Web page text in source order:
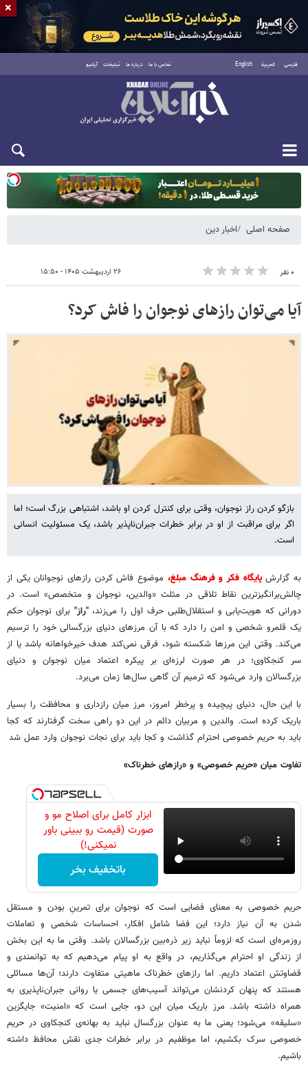
فارسی العربية English تماس با ما درباره ما تبلیغات آرشیو
یکشنبه ۱۸ مرداد ۱۴۰۵
صفحه اصلی اخبار دین
۰ نفر ۲۶ اردیبهشت ۱۴۰۵ - ۱۵:۵۰
آیا می‌توان رازهای نوجوان را فاش کرد؟
بازگو کردن راز نوجوان، وقتی برای کنترل کردن او باشد، اشتباهی بزرگ است؛ اما
اگر برای مراقبت از او در برابر خطرات جبران‌ناپذیر باشد، یک مسئولیت انسانی
است.
به گزارشپایگاه فکر و فرهنگ مبلغ، موضوع فاش کردن رازهای نوجوانان یکی از
چالش‌برانگیزترین نقاط تلاقی در مثلث «والدین، نوجوان و متخصص» است. در
دورانی که هویت‌یابی و استقلال‌طلبی حرف اول را می‌زند، "راز" برای نوجوان حکم
یک قلمرو شخصی و امن را دارد که با آن مرزهای دنیای بزرگسالی خود را ترسیم
می‌کند. وقتی این مرزها شکسته شود، فرقی نمی‌کند هدف خیرخواهانه باشد یا از
سر کنجکاوی؛ در هر صورت لرزه‌ای بر پیکره اعتماد میان نوجوان و دنیای
بزرگسالان وارد می‌شود که ترمیم آن گاهی سال‌ها زمان می‌برد.
با این حال، دنیای پیچیده و پرخطر امروز، مرز میان رازداری و محافظت را بسیار
باریک کرده است. والدین و مربیان دائم در این دو راهی سخت گرفتارند که کجا
باید به حریم خصوصی احترام گذاشت و کجا باید برای نجات نوجوان وارد عمل شد
تفاوت میان «حریم خصوصی» و «رازهای خطرناک»
ابزار کامل برای اصلاح مو و
صورت (قیمت رو ببینی باور
نمیکنی!)
باتخفیف بخر
حریم خصوصی به معنای فضایی است که نوجوان برای تمرینِ بودن و مستقل
شدن به آن نیاز دارد؛ این فضا شامل افکار، احساسات شخصی و تعاملات
روزمره‌ای است که لزوماً نباید زیر ذره‌بین بزرگسالان باشد. وقتی ما به این بخش
از زندگی او احترام می‌گذاریم، در واقع به او پیام می‌دهیم که به توانمندی و
قضاوتش اعتماد داریم. اما رازهای خطرناک ماهیتی متفاوت دارند؛ آن‌ها مسائلی
هستند که پنهان کردنشان می‌تواند آسیب‌های جسمی یا روانی جبران‌ناپذیری به
همراه داشته باشد. مرز باریک میان این دو، جایی است که «امنیت» جایگزین
«سلیقه» می‌شود؛ یعنی ما به عنوان بزرگسال نباید به بهانه‌ی کنجکاوی در حریم
خصوصی سرک بکشیم، اما موظفیم در برابر خطرات جدی نقش محافظ داشته
باشیم.
×